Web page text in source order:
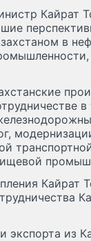
Кайрат
в
в
Кайрат
из